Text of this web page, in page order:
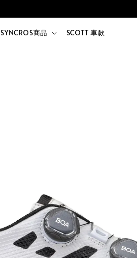
SYNCROS商品 SCOTT 車款